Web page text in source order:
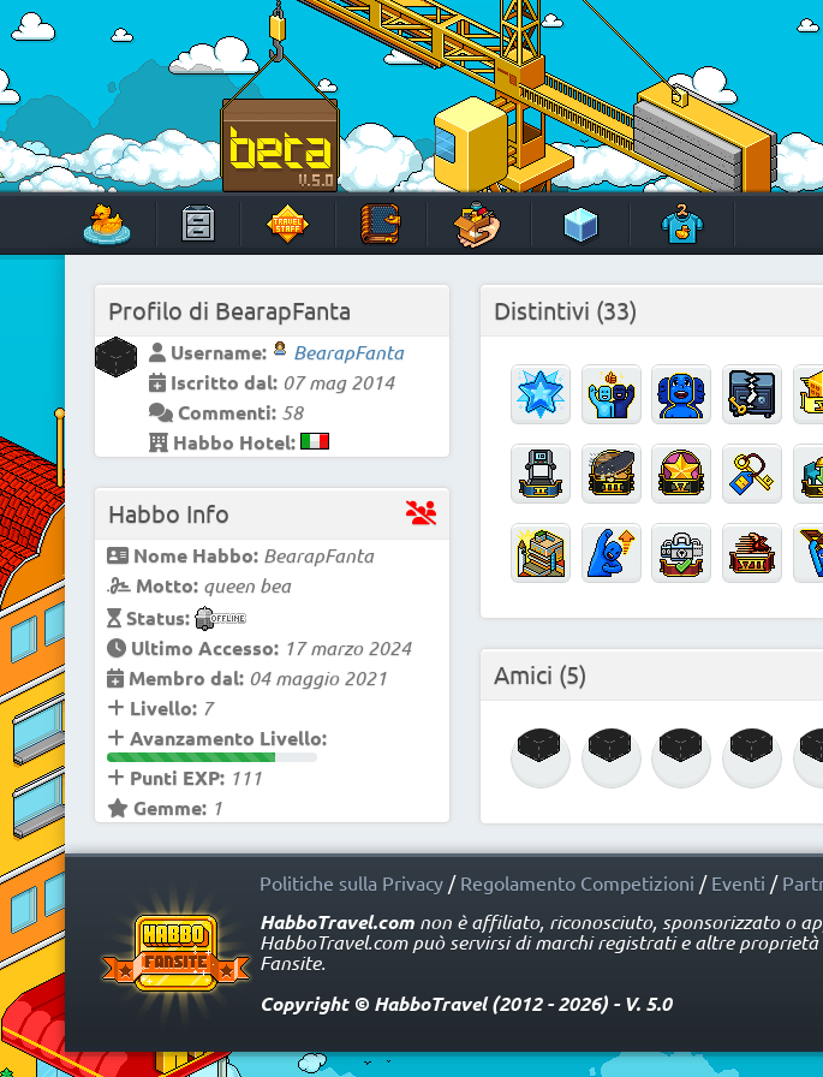
Skip
to
content
HabboTravel
Un viaggio di pixel!
Profilo di BearapFanta
Username:
BearapFanta
Iscritto dal: 07 mag 2014
Commenti: 58
Habbo Hotel:
Habbo Info
Nome Habbo: BearapFanta
Motto: queen bea
Status:
Ultimo Accesso: 17 marzo 2024
Membro dal: 04 maggio 2021
Livello: 7
Avanzamento Livello:
Punti EXP: 111
Gemme: 1
Distintivi (33)
Amici (5)
Politiche sulla Privacy/ Regolamento Competizioni / Eventi /
HabboTravel.comnon è affiliato, riconosciuto, sponsorizzato o
HabboTravel.com può servirsi di marchi registrati e altre
Fansite.
Copyright © HabboTravel (2012 - 2026) - V. 5.0